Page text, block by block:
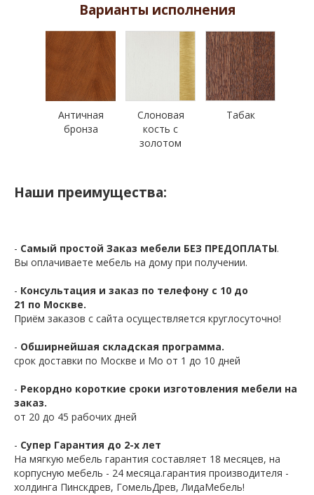
Варианты исполнения
Античная
бронза
Слоновая
кость с
золотом
Табак
Наши преимущества:
- Самый простой Заказ мебели БЕЗ ПРЕДОПЛАТЫ.
Вы оплачиваете мебель на дому при получении.
- Консультация и заказ по телефону с 10 до
21 по Москве.
Приём заказов с сайта осуществляется круглосуточно!
- Обширнейшая складская программа.
срок доставки по Москве и Мо от 1 до 10 дней
- Рекордно короткие сроки изготовления мебели на
заказ.
от 20 до 45 рабочих дней
- Супер Гарантия до 2-х лет
На мягкую мебель гарантия составляет 18 месяцев, на
корпусную мебель - 24 месяца.гарантия производителя -
холдинга Пинскдрев, ГомельДрев, ЛидаМебель!